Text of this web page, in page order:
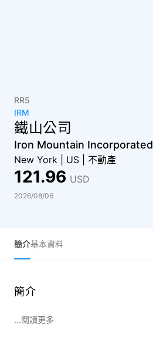
RR5
IRM
鐵山公司
Iron Mountain Incorporated
New York US 不動產
121.96 USD
2026/08/06
簡介基本資料
簡介
...閱讀更多